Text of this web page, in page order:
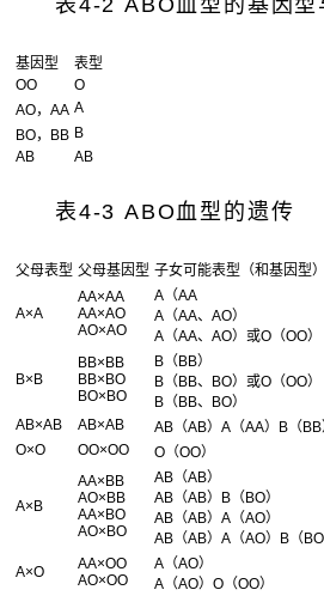
表4-2 ABO血型的基因型
基因型
表型
OO
O
AO，AA A
BO，BB B
AB
AB
表4-3 ABO血型的遗传
父母表型 父母基因型 子女可能表型（和基因型）
A×A
AA×AA
AA×AO
AO×AO
A（AA
A（AA、AO）
A（AA、AO）或O（OO）
B×B
BB×BB
BB×BO
BO×BO
B（BB）
B（BB、BO）或O（OO）
B（BB、BO）
AB×AB
AB×AB
AB（AB）A（AA）B（BB
O×O
OO×OO O（OO）
A×B
AA×BB
AO×BB
AA×BO
AO×BO
AB（AB）
AB（AB）B（BO）
AB（AB）A（AO）
AB（AB）A（AO）B（BO
A×O
AA×OO
AO×OO
A（AO）
A（AO）O（OO）